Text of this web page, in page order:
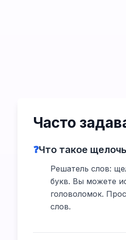
Часто
❓Что такое
Решатель слов:
букв. Вы можете
головоломок.
слов.